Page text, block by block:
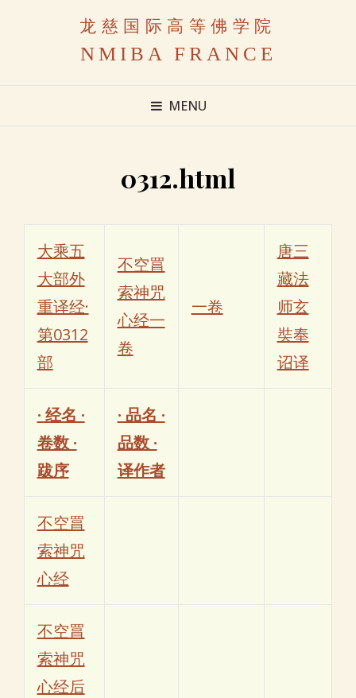
龙慈国际高等佛学院
NMIBA FRANCE
MENU
0312.html
大乘五
大部外
重译经·
第0312
部
不空罥
索神咒
心经一
卷
一卷
唐三
藏法
师玄
奘奉
诏译
· 经名 ·
卷数 ·
跋序
· 品名 ·
品数 ·
译作者
不空罥
索神咒
心经
不空罥
索神咒
心经后